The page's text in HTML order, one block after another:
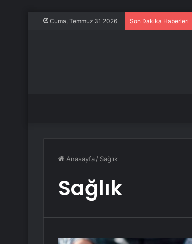
Cuma, Temmuz 31 2026 Son Dakika Haberleri
Anasayfa / Sağlık
Sağlık